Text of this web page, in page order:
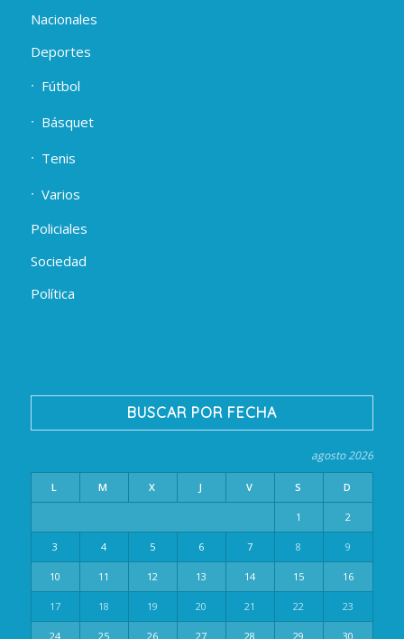
Nacionales
Deportes
Fútbol
Básquet
Tenis
Varios
Policiales
Sociedad
Política
BUSCAR POR FECHA
agosto 2026
L M X J V S D
1 2
3 4 5 6 7 8 9
10 11 12 13 14 15 16
17 18 19 20 21 22 23
24 25 26 27 28 29 30